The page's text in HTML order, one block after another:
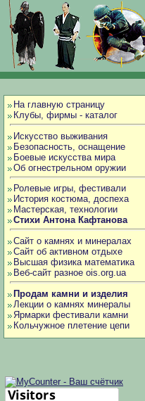
На главную страницу
Клубы, фирмы - каталог
Искусство выживания
Безопасность, оснащение
Боевые искусства мира
Об огнестрельном оружии
Ролевые игры, фестивали
История костюма, доспеха
Мастерская, технологии
Стихи Антона Кафтанова
Сайт о камнях и минералах
Сайт об активном отдыхе
Высшая физика математика
Веб-сайт разное ois.org.ua
Продам камни и изделия
Лекции о камнях минералы
Ярмарки фестивали камни
Кольчужное плетение цепи